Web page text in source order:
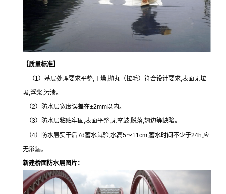
【质量标准】
（1）基层处理要求平整,干燥,抛丸（拉毛）符合设计要求,表面无垃
圾,浮浆,污渍。
（2）防水层宽度误差在±2mm以内。
（3）防水层粘贴牢固,表面平整,无空鼓,脱落,翘边等缺陷。
（4）防水层实干后7d蓄水试验,水高5～11cm,蓄水时间不少于24h,应
无渗漏。
新建桥面防水层图片：